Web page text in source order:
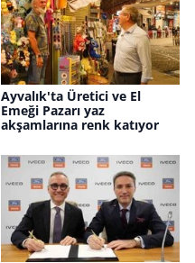
Ayvalık'ta Üretici ve El
Emeği Pazarı yaz
akşamlarına renk katıyor